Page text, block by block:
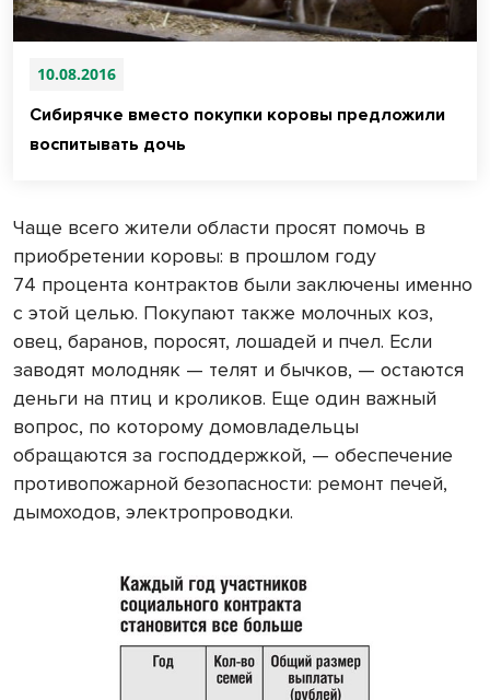
10.08.2016
Сибирячке вместо покупки коровы предложили
воспитывать дочь
Чаще всего жители области просят помочь в
приобретении коровы: в прошлом году
74 процента контрактов были заключены именно
с этой целью. Покупают также молочных коз,
овец, баранов, поросят, лошадей и пчел. Если
заводят молодняк — телят и бычков, — остаются
деньги на птиц и кроликов. Еще один важный
вопрос, по которому домовладельцы
обращаются за господдержкой, — обеспечение
противопожарной безопасности: ремонт печей,
дымоходов, электропроводки.